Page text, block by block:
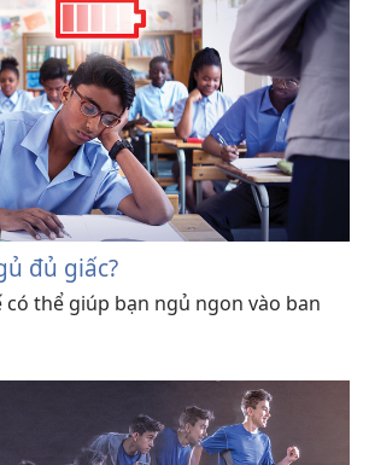
đủ giấc?
có thể giúp bạn ngủ ngon vào ban